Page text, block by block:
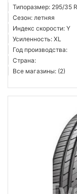
Типоразмер: 295/35
Сезон: летняя
Индекс скорости: Y
Усиленность: XL
Год производства:
Страна:
Все магазины: (2)